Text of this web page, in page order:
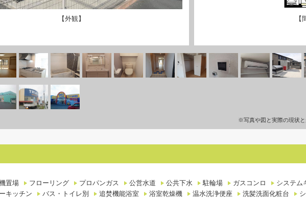
【外観】 【
※写真や図と実際の現状
置場 フローリング プロパンガス 公営水道 公共下水 駐輪場 ガスコンロ
システム
キッチン
バス・トイレ別 追焚機能浴室 浴室乾燥機 温水洗浄便座 洗髪洗面化粧台